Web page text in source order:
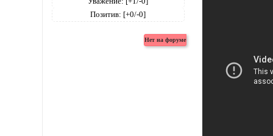
Позитив: [+0/-0]